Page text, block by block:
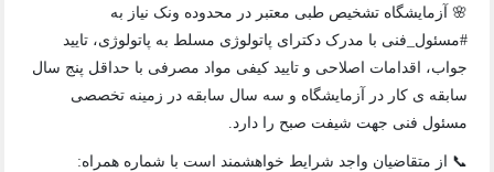
🌸 آزمایشگاه تشخیص طبی معتبر در محدوده ونک نیاز به
#مسئول_فنی با مدرک دکترای پاتولوژی مسلط به پاتولوژی، تایید
جواب، اقدامات اصلاحی و تایید کیفی مواد مصرفی با حداقل پنج سال
سابقه ی کار در آزمایشگاه و سه سال سابقه در زمینه تخصصی
مسئول فنی جهت شیفت صبح را دارد.
📞 از متقاضیان واجد شرایط خواهشمند است با شماره همراه: